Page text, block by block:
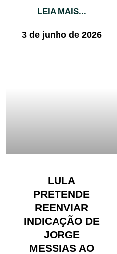
LEIA MAIS...
3 de junho de 2026
LULA
PRETENDE
REENVIAR
INDICAÇÃO DE
JORGE
MESSIAS AO